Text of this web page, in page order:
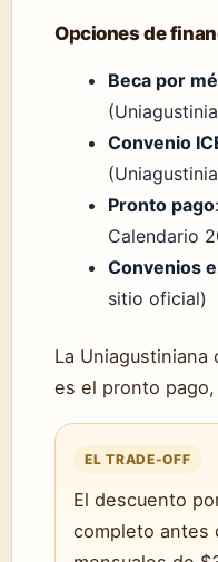
Opciones de
Beca por
Convenio
Pronto pago
Calendario
Convenios
sitio oficial)
La
es el pronto
EL TRADE-OFF
El descuento
completo antes